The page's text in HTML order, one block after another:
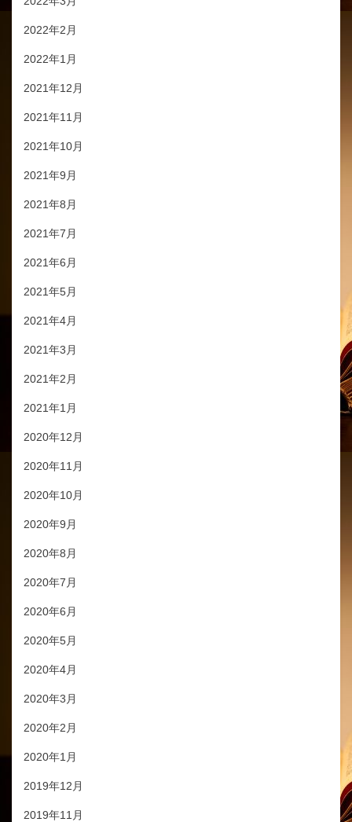
2022年2月
2022年1月
2021年12月
2021年11月
2021年10月
2021年9月
2021年8月
2021年7月
2021年6月
2021年5月
2021年4月
2021年3月
2021年2月
2021年1月
2020年12月
2020年11月
2020年10月
2020年9月
2020年8月
2020年7月
2020年6月
2020年5月
2020年4月
2020年3月
2020年2月
2020年1月
2019年12月
2019年11月